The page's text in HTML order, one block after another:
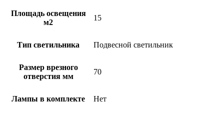
Площадь освещения
м2
15
Тип светильника Подвесной светильник
Размер врезного
отверстия мм
70
Лампы в комплекте Нет